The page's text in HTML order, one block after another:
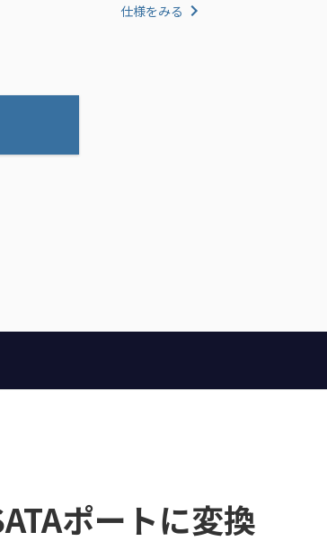
仕様をみる
ポートに変換